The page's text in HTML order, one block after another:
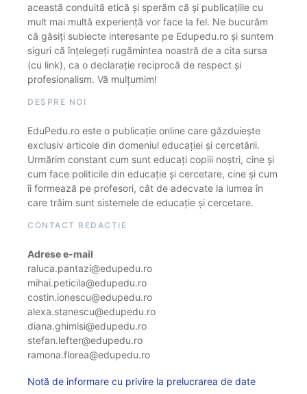
această conduită etică și sperăm că și publicațiile cu
mult mai multă experiență vor face la fel. Ne bucurăm
că găsiți subiecte interesante pe Edupedu.ro și suntem
siguri că înțelegeți rugămintea noastră de a cita sursa
(cu link), ca o declarație reciprocă de respect și
profesionalism. Vă mulțumim!
DESPRE NOI
EduPedu.ro este o publicație online care găzduiește
exclusiv articole din domeniul educației și cercetării.
Urmărim constant cum sunt educați copiii noștri, cine și
cum face politicile din educație și cercetare, cine și cum
îi formează pe profesori, cât de adecvate la lumea în
care trăim sunt sistemele de educație și cercetare.
CONTACT REDACȚIE
Adrese e-mail
raluca.pantazi@edupedu.ro
mihai.peticila@edupedu.ro
costin.ionescu@edupedu.ro
alexa.stanescu@edupedu.ro
diana.ghimisi@edupedu.ro
stefan.lefter@edupedu.ro
ramona.florea@edupedu.ro
Notă de informare cu privire la prelucrarea de date